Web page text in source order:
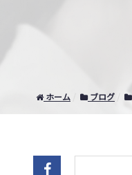
ホーム ブログ